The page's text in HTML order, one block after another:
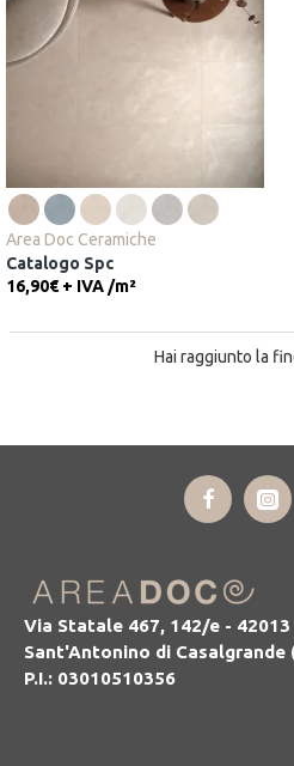
Area Doc Ceramiche
Catalogo Spc
16,90€ + IVA /m²
Hai raggiunto la
Via Statale 467, 142/e - 42013
Sant'Antonino di Casalgrande
P.I.: 03010510356